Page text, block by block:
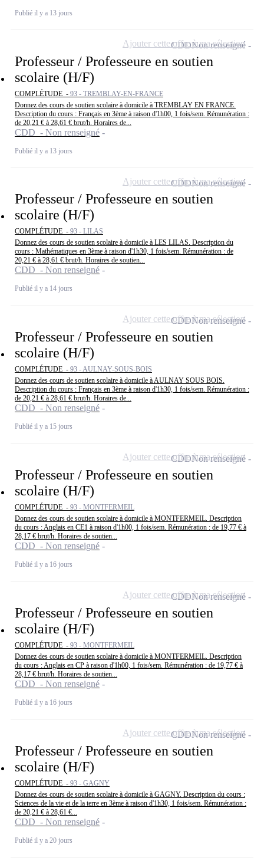
Publié il y a 13 jours
Professeur / Professeure en soutien
scolaire (H/F)
COMPLÉTUDE - 93 - TREMBLAY-EN-FRANCE
Donnez des cours de soutien scolaire à domicile à TREMBLAY EN FRANCE.
Description du cours : Français en 3ème à raison d'1h00, 1 fois/sem. Rémunération :
de 20,21 € à 28,61 € brut/h. Horaires de...
CDD - Non renseigné
Publié il y a 13 jours
CDDNon renseigné
Ajouter cette offre à ma sélection
Professeur / Professeure en soutien
scolaire (H/F)
COMPLÉTUDE - 93 - LILAS
Donnez des cours de soutien scolaire à domicile à LES LILAS. Description du
cours : Mathématiques en 3ème à raison d'1h30, 1 fois/sem. Rémunération : de
20,21 € à 28,61 € brut/h. Horaires de soutien...
CDD - Non renseigné
Publié il y a 14 jours
CDDNon renseigné
Ajouter cette offre à ma sélection
Professeur / Professeure en soutien
scolaire (H/F)
COMPLÉTUDE - 93 - AULNAY-SOUS-BOIS
Donnez des cours de soutien scolaire à domicile à AULNAY SOUS BOIS.
Description du cours : Français en 3ème à raison d'1h30, 1 fois/sem. Rémunération :
de 20,21 € à 28,61 € brut/h. Horaires de...
CDD - Non renseigné
Publié il y a 15 jours
CDDNon renseigné
Ajouter cette offre à ma sélection
Professeur / Professeure en soutien
scolaire (H/F)
COMPLÉTUDE - 93 - MONTFERMEIL
Donnez des cours de soutien scolaire à domicile à MONTFERMEIL. Description
du cours : Anglais en CE1 à raison d'1h00, 1 fois/sem. Rémunération : de 19,77 € à
28,17 € brut/h. Horaires de soutien...
CDD - Non renseigné
Publié il y a 16 jours
CDDNon renseigné
Ajouter cette offre à ma sélection
Professeur / Professeure en soutien
scolaire (H/F)
COMPLÉTUDE - 93 - MONTFERMEIL
Donnez des cours de soutien scolaire à domicile à MONTFERMEIL. Description
du cours : Anglais en CP à raison d'1h00, 1 fois/sem. Rémunération : de 19,77 € à
28,17 € brut/h. Horaires de soutien...
CDD - Non renseigné
Publié il y a 16 jours
CDDNon renseigné
Ajouter cette offre à ma sélection
Professeur / Professeure en soutien
scolaire (H/F)
COMPLÉTUDE - 93 - GAGNY
Donnez des cours de soutien scolaire à domicile à GAGNY. Description du cours :
Sciences de la vie et de la terre en 3ème à raison d'1h30, 1 fois/sem. Rémunération :
de 20,21 € à 28,61 €...
CDD - Non renseigné
Publié il y a 20 jours
CDDNon renseigné
Ajouter cette offre à ma sélection